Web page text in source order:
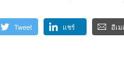
Tweet แชร์ อีเม